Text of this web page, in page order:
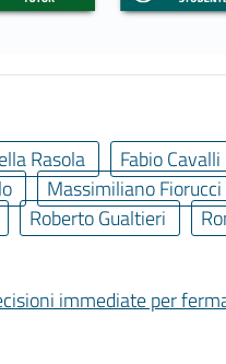
Rasola Fabio Cavalli
Massimiliano Fiorucci
Roberto Gualtieri
immediate per